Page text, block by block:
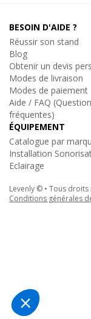
• Dispersion : 120° x
• Connecteur :
• Dimensions : 188
• Poids net : 8 kg
Caisson
• Puissance : 500W
• Impédance
• Boomer : 1 x 12
• Dimensions : 366 x
• Poids net : 27 kg
Ensemble
• Etage mid/high 1
BESOIN D'AIDE ?
Réussir son stand
Blog
Obtenir un devis
Modes de livraison
Modes de paiement
Aide / FAQ
fréquentes)
ÉQUIPEMENT
Catalogue par
Installation
Eclairage
Levenly © • Tous
Conditions générales